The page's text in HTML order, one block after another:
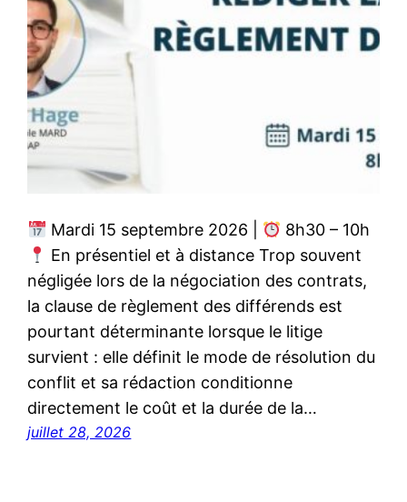
Mardi 15 septembre 2026 |
8h30 – 10h
En présentiel et à distance Trop souvent
négligée lors de la négociation des contrats,
la clause de règlement des différends est
pourtant déterminante lorsque le litige
survient : elle définit le mode de résolution du
conflit et sa rédaction conditionne
directement le coût et la durée de la…
juillet 28, 2026